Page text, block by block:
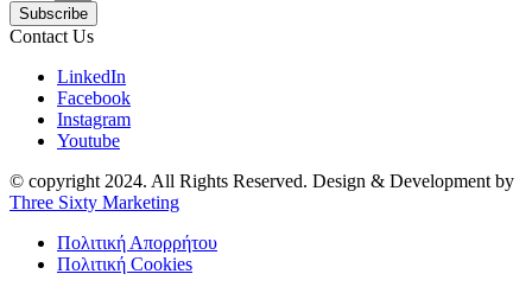
Subscribe
Contact Us
LinkedIn
Facebook
Instagram
Youtube
© copyright 2024. All Rights Reserved. Design & Development by
Three Sixty Marketing
Πολιτική Απορρήτου
Πολιτική Cookies